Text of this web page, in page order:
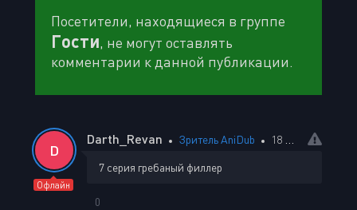
Посетители, находящиеся в группе
Гости, не могут оставлять
комментарии к данной публикации.
D
Офлайн
Darth_Revan Зритель AniDub 18 февраля 2026 09:46
7 серия гребаный филлер
0